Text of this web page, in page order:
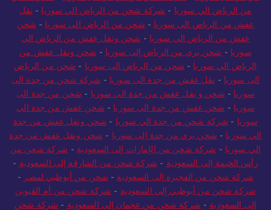
الرياض الى سوريا
- شركة شحن من الرياض الى سوريا - شحن عفش
من الرياض الي سوريا-شركة شحن من الرياض الي سوريا-نقل
عفش من الرياض الى سوريا
-شحن من الرياض الى سوريا-
شحن
عفش من الرياض الي سوريا- شحن ونقل عفش من الرياض الي
سوريا
- شحن بري من الرياض إلى سوريا - شحن ونقل عفش من
الرياض الي سوريا-شحن من الرياض الى سوريا-شحن من الرياض
الى سوريا-نقل عفش من جدة الى سوريا - شركة شحن من جدة الى
سوريا - شحن و نقل عفش من جدة الى سوريا - شحن من جدة الى
سوريا -شحن عفش من جدة الى سوريا -شحن عفش من جدة الي
سوريا- شركة شحن من جدة الي سوريا -شحن ونقل عفش من جدة
الي سوريا- شحن بري من جدة إلى سوريا -شحن ونقل عفش من جدة
الي سوريا
- شركة شحن من الإمارات إلى السعودية- شركة شحن من
رأس الخيمة إلى السعودية - شركة شحن من الشارقة إلى السعودية-
شركة شحن من الفجيرة إلى السعودية -شحن من أبوظبي لمصر
-
شركة شحن من أبوظبي إلى السعودية-شركة شحن من أم القيوين